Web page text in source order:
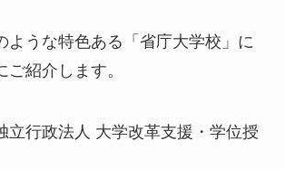
ような特色ある「省庁大学校」に
紹介します。
立行政法人 大学改革支援・学位授